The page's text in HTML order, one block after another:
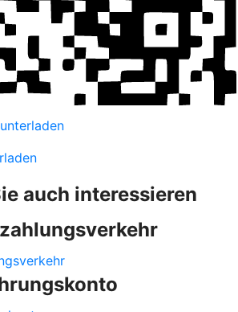
auch interessieren